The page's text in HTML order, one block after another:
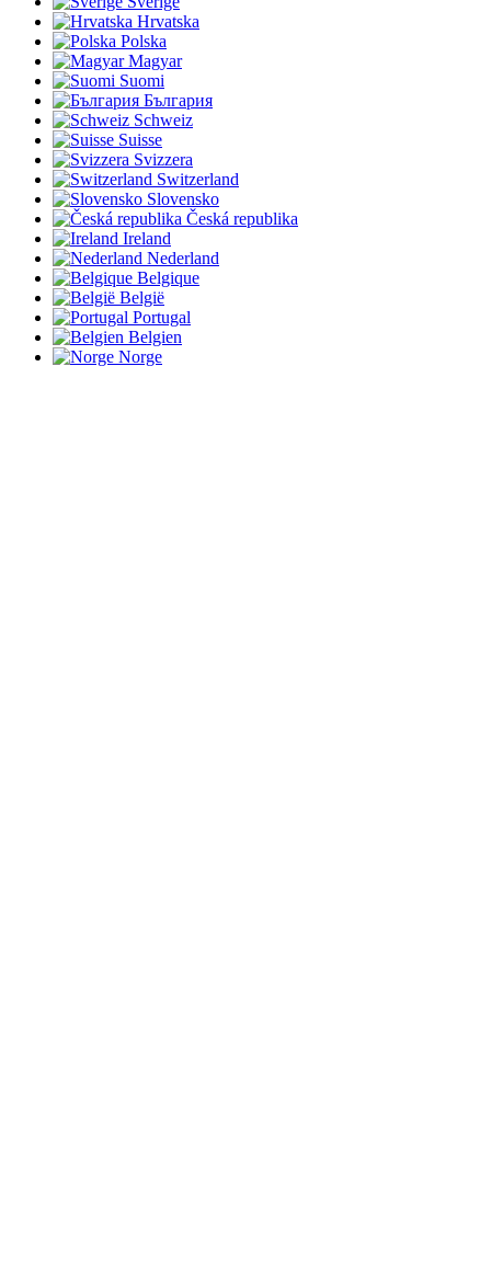
Hrvatska
Polska
Magyar
Suomi
България
Schweiz
Suisse
Svizzera
Switzerland
Slovensko
Česká republika
Ireland
Nederland
Belgique
België
Portugal
Belgien
Norge